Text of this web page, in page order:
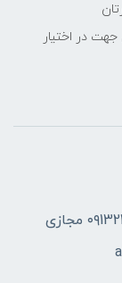
جهت در اختیار